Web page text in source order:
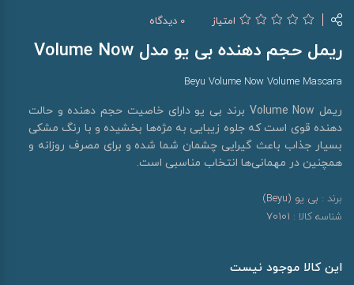
امتیاز 0 دیدگاه
ریمل حجم دهنده بی یو مدل Volume Now
Beyu Volume Now Volume Mascara
ریمل Volume Now برند بی یو دارای خاصیت حجم دهنده و حالت
دهنده قوی است که جلوه زیبایی به مژه‌ها بخشیده و با رنگ مشکی
بسیار جذاب باعث گیرایی چشمان شما شده و برای مصرف روزانه و
همچنین در مهمانی‌ها انتخاب مناسبی است.
برند : بی یو (Beyu)
شناسه کالا : 70101
این کالا موجود نیست